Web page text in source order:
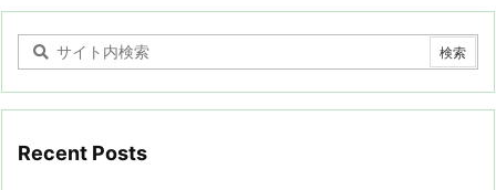
Recent Posts